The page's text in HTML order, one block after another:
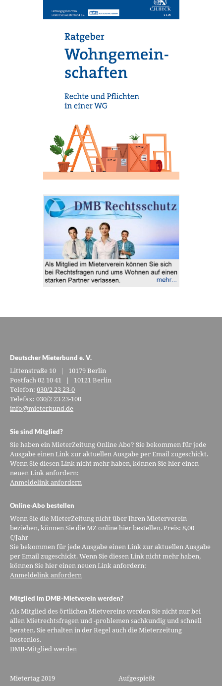
Deutscher Mieterbund e. V.
Littenstraße 10 | 10179 Berlin
Postfach 02 10 41 | 10121 Berlin
Telefon:030/2 23 23-0
Telefax: 030/2 23 23-100
info@mieterbund.de
Sie sind Mitglied?
Sie haben ein MieterZeitung Online Abo? Sie bekommen für jede
Ausgabe einen Link zur aktuellen Ausgabe per Email zugeschickt.
Wenn Sie diesen Link nicht mehr haben, können Sie hier einen
neuen Link anfordern:
Anmeldelink anfordern
Online-Abo bestellen
Wenn Sie die MieterZeitung nicht über Ihren Mieterverein
beziehen, können Sie die MZ online hier bestellen. Preis: 8,00
€/Jahr
Sie bekommen für jede Ausgabe einen Link zur aktuellen Ausgabe
per Email zugeschickt. Wenn Sie diesen Link nicht mehr haben,
können Sie hier einen neuen Link anfordern:
Anmeldelink anfordern
Mitglied im DMB-Mietverein werden?
Als Mitglied des örtlichen Mietvereins werden Sie nicht nur bei
allen Mietrechtsfragen und -problemen sachkundig und schnell
beraten. Sie erhalten in der Regel auch die Mieterzeitung
kostenlos.
DMB-Mitglied werden
Mietertag 2019 Aufgespießt